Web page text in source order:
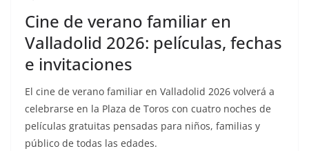
Cine de verano familiar en
Valladolid 2026: películas, fechas
e invitaciones
El cine de verano familiar en Valladolid 2026 volverá a
celebrarse en la Plaza de Toros con cuatro noches de
películas gratuitas pensadas para niños, familias y
público de todas las edades.